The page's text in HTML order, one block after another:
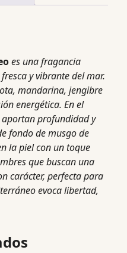
es una fragancia
y vibrante del mar.
mandarina, jengibre
energética. En el
aportan profundidad y
fondo de musgo de
la piel con un toque
que buscan una
carácter, perfecta para
evoca libertad,